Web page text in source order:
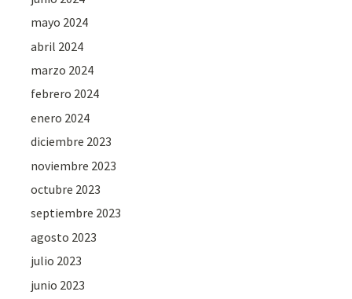
mayo 2024
abril 2024
marzo 2024
febrero 2024
enero 2024
diciembre 2023
noviembre 2023
octubre 2023
septiembre 2023
agosto 2023
julio 2023
junio 2023